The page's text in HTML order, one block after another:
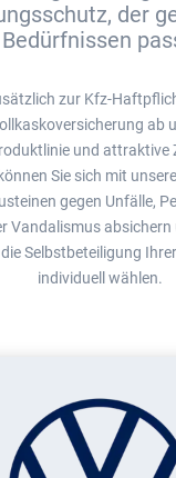
der
Bedürfnissen
zur Kfz-
ab
und
Sie sich mit
gegen Unfälle,
Vandalismus absichern
Selbstbeteiligung
individuell wählen.